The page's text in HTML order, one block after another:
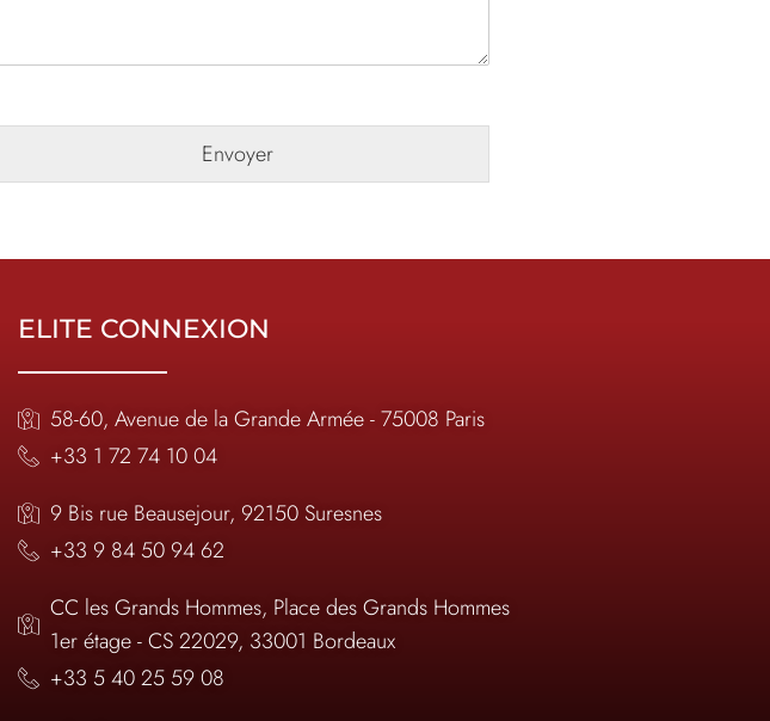
Envoyer
ELITE CONNEXION
58-60, Avenue de la Grande Armée - 75008 Paris
+33 1 72 74 10 04
9 Bis rue Beausejour, 92150 Suresnes
+33 9 84 50 94 62
CC les Grands Hommes, Place des Grands Hommes
1er étage - CS 22029, 33001 Bordeaux
+33 5 40 25 59 08